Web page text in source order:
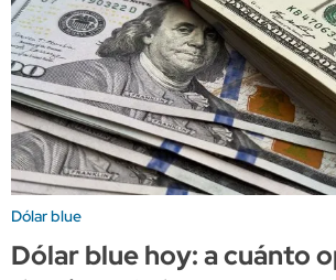
Dólar blue
Dólar blue hoy: a cuánto